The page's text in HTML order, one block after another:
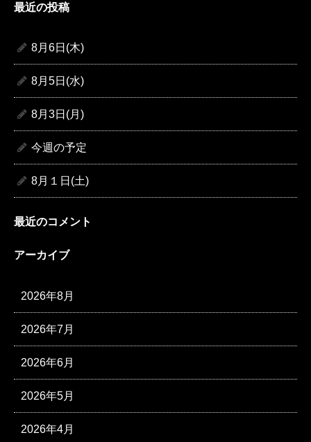
最近の投稿
8月6日(木)
8月5日(水)
8月3日(月)
今週の予定
8月１日(土)
最近のコメント
アーカイブ
2026年8月
2026年7月
2026年6月
2026年5月
2026年4月